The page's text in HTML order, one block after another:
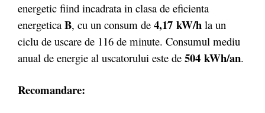
energetic fiind incadrata in clasa de eficienta
energetica B, cu un consum de 4,17 kW/h la un
ciclu de uscare de 116 de minute. Consumul mediu
anual de energie al uscatorului este de 504 kWh/an.
Recomandare: